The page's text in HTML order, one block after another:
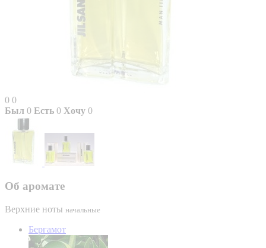
0 0
Был 0 Есть 0 Хочу 0
Об аромате
Верхние ноты начальные
Бергамот